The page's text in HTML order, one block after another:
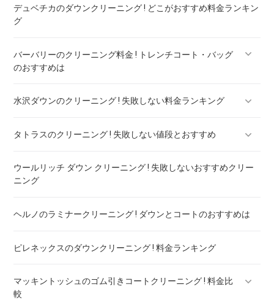
カナダグースのダウンのリペア ! 料金ランキング
デュベチカのダウンクリーニング ! どこがおすすめ料金ランキン
グ
バーバリーのクリーニング料金 ! トレンチコート・バッグ
のおすすめは
バーバリー ダウン クリーニング ! 料金ランキング
水沢ダウンのクリーニング ! 失敗しない料金ランキング
水沢ダウンのリペア ! 料金ランキング
タトラスのクリーニング ! 失敗しない値段とおすすめ
タトラスのダウンのリペア ! 料金ランキング
ウールリッチ ダウン クリーニング ! 失敗しないおすすめクリー
ニング
ヘルノのラミナークリーニング ! ダウンとコートのおすすめは
ピレネックスのダウンクリーニング ! 料金ランキング
マッキントッシュのゴム引きコートクリーニング ! 料金比
較